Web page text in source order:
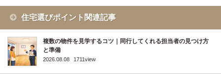
住宅選びポイント関連記事
複数の物件を見学するコツ｜同行してくれる担当者の見つけ方
と準備
2026.08.08 1711view